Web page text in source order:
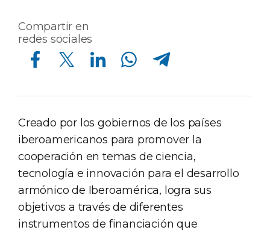
Compartir en
redes sociales
Compartir en Facebook Compartir en Twitter Compartir en Linkedin Compartir en Whatsapp Compartir en Telegram
Creado por los gobiernos de los países
iberoamericanos para promover la
cooperación en temas de ciencia,
tecnología e innovación para el desarrollo
armónico de Iberoamérica, logra sus
objetivos a través de diferentes
instrumentos de financiación que